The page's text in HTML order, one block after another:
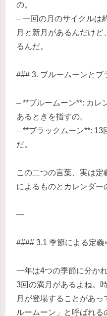
の。
– 一回の月のサイクルは
月と新月があるんだけ
るんだ。
### 3. ブルームーンとブ
– **ブルームーン**: カレ
あるときを指すの。
– **ブラックムーン**: 13
だ。
この二つの言葉、実は
によるものとカレンダー
—
#### 3.1 季節による定義
一年は4つの季節に分か
3回の満月があるよね。
月が登場することがあ
ルームーン」と呼ばれる